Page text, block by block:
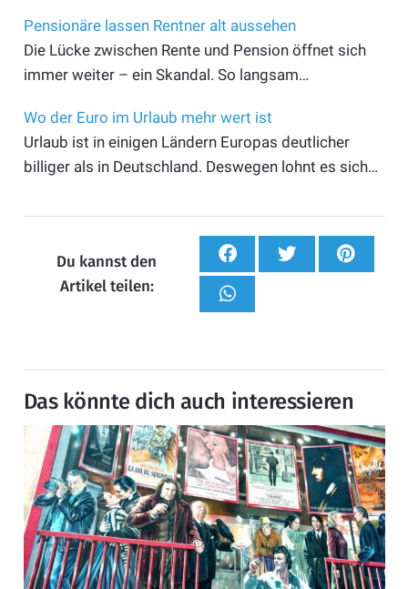
Pensionäre lassen Rentner alt aussehen
Die Lücke zwischen Rente und Pension öffnet sich
immer weiter – ein Skandal. So langsam…
Wo der Euro im Urlaub mehr wert ist
Urlaub ist in einigen Ländern Europas deutlicher
billiger als in Deutschland. Deswegen lohnt es sich…
Du kannst den
Artikel teilen:
Das könnte dich auch interessieren